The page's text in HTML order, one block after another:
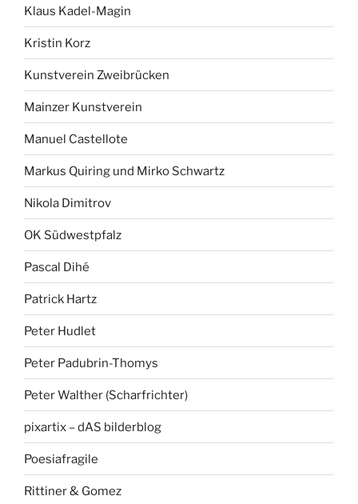
Klaus Kadel-Magin
Kristin Korz
Kunstverein Zweibrücken
Mainzer Kunstverein
Manuel Castellote
Markus Quiring und Mirko Schwartz
Nikola Dimitrov
OK Südwestpfalz
Pascal Dihé
Patrick Hartz
Peter Hudlet
Peter Padubrin-Thomys
Peter Walther (Scharfrichter)
pixartix – dAS bilderblog
Poesiafragile
Rittiner & Gomez